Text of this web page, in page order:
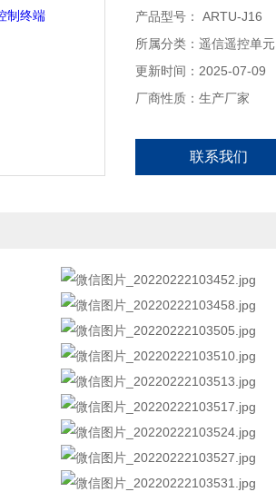
产品型号： ARTU-J16
所属分类：遥信遥控单元
更新时间：2025-07-09
厂商性质：生产厂家
联系我们